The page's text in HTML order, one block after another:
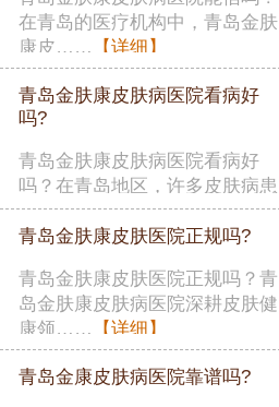
在青岛的医疗机构中，青岛金肤
康皮…… 【详细】
青岛金肤康皮肤病医院看病好
吗?
青岛金肤康皮肤病医院看病好
吗？在青岛地区，许多皮肤病患
者在……【详细】
青岛金肤康皮肤医院正规吗?
青岛金肤康皮肤医院正规吗？青
岛金肤康皮肤病医院深耕皮肤健
康领…… 【详细】
青岛金康皮肤病医院靠谱吗?